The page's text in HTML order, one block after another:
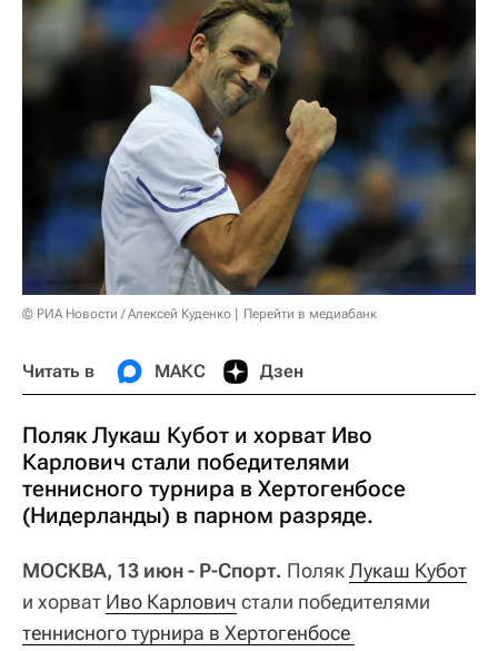
© РИА Новости / Алексей Куденко Перейти в медиабанк
Читать в МАКС Дзен
Поляк Лукаш Кубот и хорват Иво
Карлович стали победителями
теннисного турнира в Хертогенбосе
(Нидерланды) в парном разряде.
МОСКВА, 13 июн - Р-Спорт. ПолякЛукаш Кубот
и хорват Иво Карлович стали победителями
теннисного турнира в Хертогенбосе